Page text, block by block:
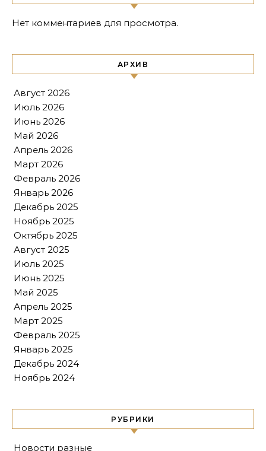
Нет комментариев для просмотра.
АРХИВ
Август 2026
Июль 2026
Июнь 2026
Май 2026
Апрель 2026
Март 2026
Февраль 2026
Январь 2026
Декабрь 2025
Ноябрь 2025
Октябрь 2025
Август 2025
Июль 2025
Июнь 2025
Май 2025
Апрель 2025
Март 2025
Февраль 2025
Январь 2025
Декабрь 2024
Ноябрь 2024
РУБРИКИ
Новости разные